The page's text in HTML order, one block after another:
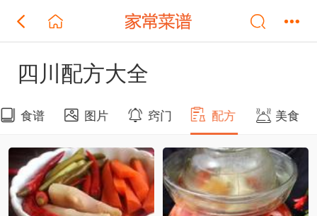
四川配方大全
食谱 图片 窍门 配方 美食